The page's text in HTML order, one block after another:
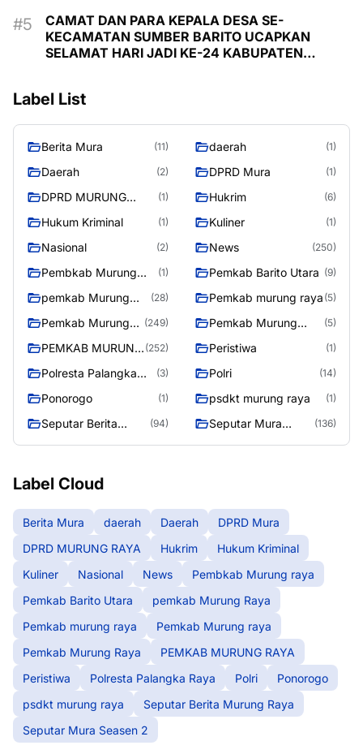
CAMAT DAN PARA KEPALA DESA SE-
KECAMATAN SUMBER BARITO UCAPKAN
SELAMAT HARI JADI KE-24 KABUPATEN
Label List
Berita Mura (11) daerah (1)
Daerah (2) DPRD Mura (1)
DPRD MURUNG
(1) Hukrim (6)
Hukum Kriminal (1) Kuliner (1)
Nasional (2) News (250)
Pembkab Murung
(1) Pemkab Barito Utara (9)
pemkab Murung
(28) Pemkab murung raya (5)
Pemkab Murung
(249)
Pemkab Murung
(5)
PEMKAB MURUNG (252) Peristiwa (1)
Polresta Palangka
(3) Polri (14)
Ponorogo (1) psdkt murung raya (1)
Seputar Berita
(94)
Seputar Mura
(136)
Label Cloud
Berita Mura daerah Daerah
DPRD Mura
DPRD MURUNG RAYA
Hukrim
Hukum Kriminal
Kuliner
Nasional News
Pembkab Murung raya
Pemkab Barito Utara
pemkab Murung Raya
Pemkab murung raya
Pemkab Murung raya
Pemkab Murung Raya
PEMKAB MURUNG RAYA
Peristiwa
Polresta Palangka Raya Polri
Ponorogo
psdkt murung raya
Seputar Berita Murung Raya
Seputar Mura Seasen 2